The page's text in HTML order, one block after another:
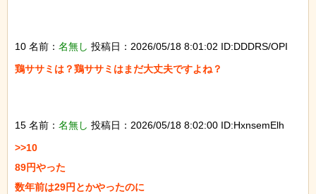
10 名前： 名無し 投稿日：2026/05/18 8:01:02 ID:DDDRS/OPI
鶏ササミは？鶏ササミはまだ大丈夫ですよね？
15 名前： 名無し 投稿日：2026/05/18 8:02:00 ID:HxnsemElh
>>10
89円やった
数年前は29円とかやったのに